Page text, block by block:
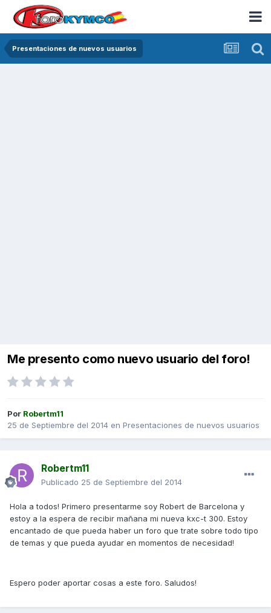
Presentaciones de nuevos usuarios
Me presento como nuevo usuario del foro!
Por Robertm11
25 de Septiembre del 2014 en Presentaciones de nuevos usuarios
Robertm11
Publicado 25 de Septiembre del 2014
Hola a todos! Primero presentarme soy Robert de Barcelona y
estoy a la espera de recibir mañana mi nueva kxc-t 300. Estoy
encantado de que pueda haber un foro que trate sobre todo tipo
de temas y que pueda ayudar en momentos de necesidad!
Espero poder aportar cosas a este foro. Saludos!